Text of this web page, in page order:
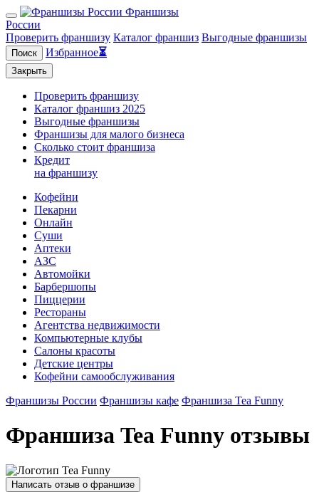
Франшизы
России
Проверить франшизу Каталог франшиз Выгодные франшизы
Поиск Избранное⏳
Закрыть
Проверить франшизу
Каталог франшиз 2025
Выгодные франшизы
Франшизы для малого бизнеса
Сколько стоит франшиза
Кредит
на франшизу
Кофейни
Пекарни
Онлайн
Суши
Аптеки
АЗС
Автомойки
Барбершопы
Пиццерии
Рестораны
Агентства недвижимости
Компьютерные клубы
Салоны красоты
Детские центры
Кофейни самообслуживания
Франшизы России Франшизы кафе Франшиза Tea Funny
Франшиза Tea Funny отзывы
Написать отзыв о франшизе